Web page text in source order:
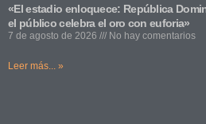
«El estadio enloquece: República
el público celebra el oro con euforia»
7 de agosto de 2026 No hay comentarios
Leer más... »